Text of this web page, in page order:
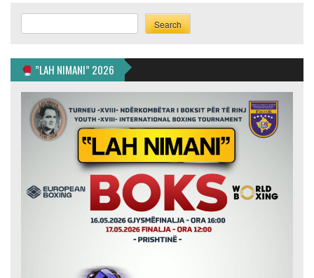
Search
”LAH NIMANI” 2026